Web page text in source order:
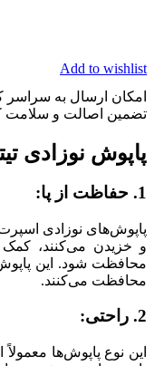
Add to wishlist
امکان ارسال به
تضمین اصالت و سلامت
پاپوش نوزادی
1. حفاظت از پا:
پاپوش‌های نوزادی
و خزیدن می‌کنند،
محافظت شود. این
محافظت می‌کنند.
2. راحتی:
این نوع پاپوش‌ها